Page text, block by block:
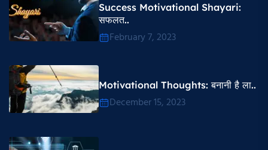
Success Motivational Shayari​:
सफलत..
February 7, 2023
Motivational Thoughts​: बनानी है ला..
December 15, 2023